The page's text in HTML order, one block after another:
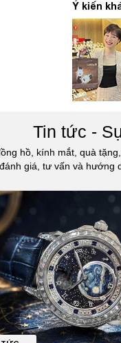
Ý kiến
rãi,
Tin tức -
hồ, kính mắt, quà
giá, tư vấn và hướng